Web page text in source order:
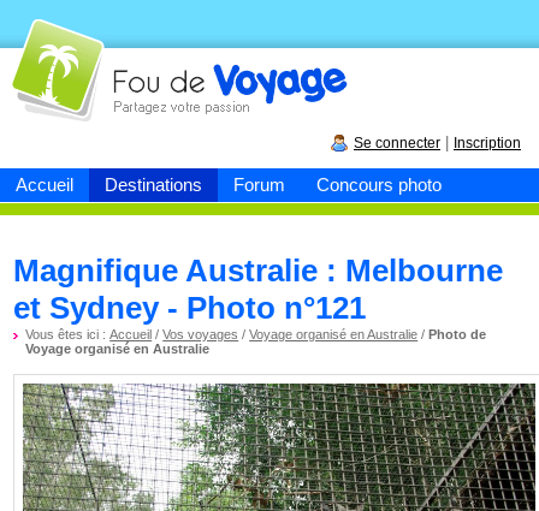
Accueil Destinations Forum Concours photo
Fou devoyage
Se connecter Inscription
Magnifique Australie : Melbourne
et Sydney - Photo n°121
Vous êtes ici :Accueil /Vos voyages /Voyage organisé en Australie /Photo de
Voyage organisé en Australie